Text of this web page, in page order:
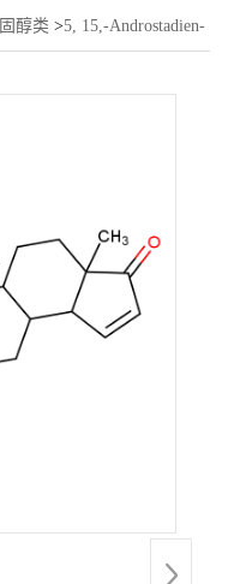
固醇类 >5, 15,-Androstadien-